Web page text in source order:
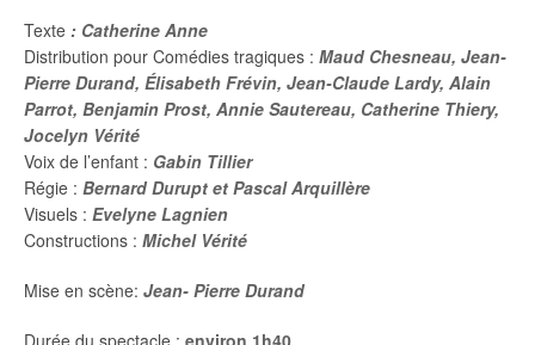
Texte : Catherine Anne
Distribution pour Comédies tragiques : Maud Chesneau, Jean-
Pierre Durand, Élisabeth Frévin, Jean-Claude Lardy, Alain
Parrot, Benjamin Prost, Annie Sautereau, Catherine Thiery,
Jocelyn Vérité
Voix de l’enfant : Gabin Tillier
Régie : Bernard Durupt et Pascal Arquillère
Visuels : Evelyne Lagnien
Constructions : Michel Vérité
Mise en scène: Jean- Pierre Durand
Durée du spectacle : environ 1h40